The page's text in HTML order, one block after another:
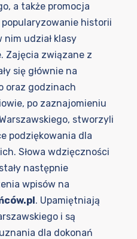
a także promocja
historii
nim udział klasy
Zajęcia związane z
się głównie na
oraz godzinach
po zaznajomieniu
stworzyli
podziękowania dla
Słowa wdzięczności
następnie
wpisów na
. Upamiętniają
i są
dla dokonań